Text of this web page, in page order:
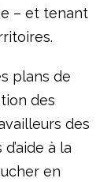
– et tenant
plans de
des
des
à la
en